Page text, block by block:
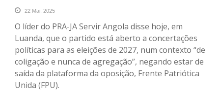
22 Mai, 2025
O líder do PRA-JA Servir Angola disse hoje, em
Luanda, que o partido está aberto a concertações
políticas para as eleições de 2027, num contexto “de
coligação e nunca de agregação”, negando estar de
saída da plataforma da oposição, Frente Patriótica
Unida (FPU).